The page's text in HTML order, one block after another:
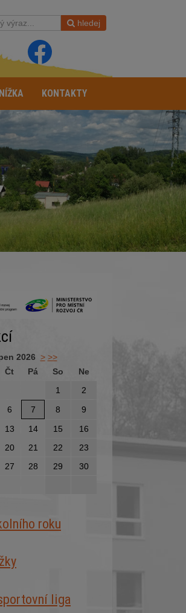
hledej
KONTAKTY
2026 > >>
Čt Pá So
Ne
1
2
6 7 8
9
13 14 15
16
20 21 22
23
27 28 29
30
roku
liga